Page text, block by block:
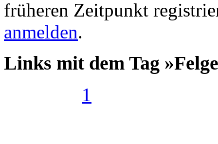
früheren Zeitpunkt
anmelden.
Links mit dem Tag
1